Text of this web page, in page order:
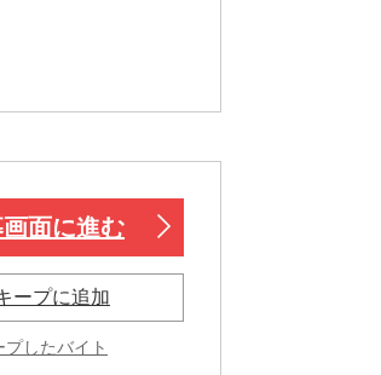
面に進む
ープに追加
プしたバイト